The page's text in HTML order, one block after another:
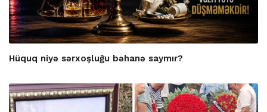
Hüquq niyə sərxoşluğu bəhanə saymır?